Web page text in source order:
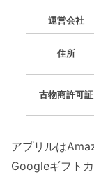
運営会社
住所
古物商許可証
アプリルは
Googleギフト